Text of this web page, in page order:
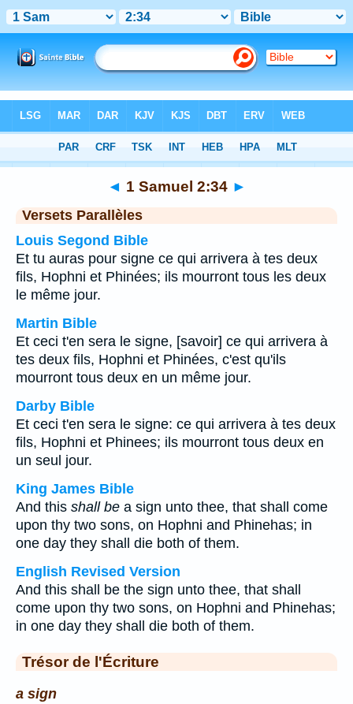
Chapitre 2> Verset 34
◄ 1 Samuel 2:34 ►
Versets Parallèles
Louis Segond Bible
Et tu auras pour signe ce qui arrivera à tes deux
fils, Hophni et Phinées; ils mourront tous les deux
le même jour.
Martin Bible
Et ceci t'en sera le signe, [savoir] ce qui arrivera à
tes deux fils, Hophni et Phinées, c'est qu'ils
mourront tous deux en un même jour.
Darby Bible
Et ceci t'en sera le signe: ce qui arrivera à tes deux
fils, Hophni et Phinees; ils mourront tous deux en
un seul jour.
King James Bible
And this shall be a sign unto thee, that shall come
upon thy two sons, on Hophni and Phinehas; in
one day they shall die both of them.
English Revised Version
And this shall be the sign unto thee, that shall
come upon thy two sons, on Hophni and Phinehas;
in one day they shall die both of them.
Trésor de l'Écriture
a sign